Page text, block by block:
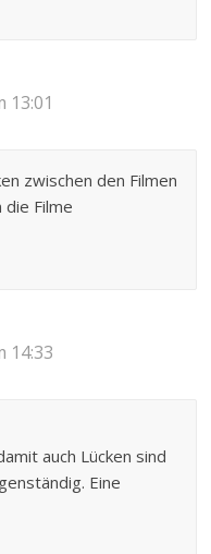
13:01
zwischen den Filmen
die Filme
14:33
auch Lücken sind
Eine